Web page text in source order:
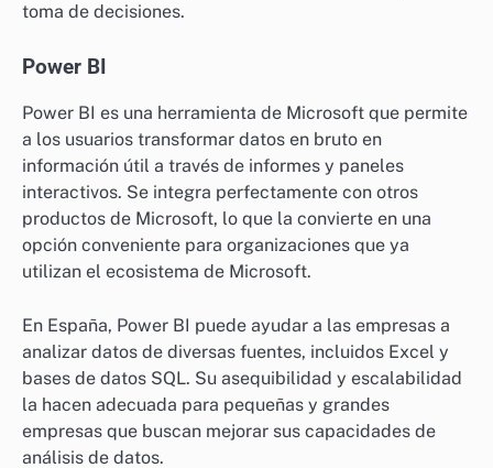
toma de decisiones.
Power BI
Power BI es una herramienta de Microsoft que permite
a los usuarios transformar datos en bruto en
información útil a través de informes y paneles
interactivos. Se integra perfectamente con otros
productos de Microsoft, lo que la convierte en una
opción conveniente para organizaciones que ya
utilizan el ecosistema de Microsoft.
En España, Power BI puede ayudar a las empresas a
analizar datos de diversas fuentes, incluidos Excel y
bases de datos SQL. Su asequibilidad y escalabilidad
la hacen adecuada para pequeñas y grandes
empresas que buscan mejorar sus capacidades de
análisis de datos.